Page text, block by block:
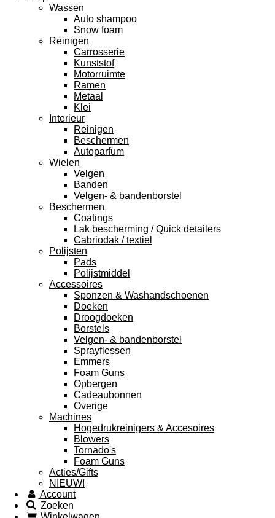
Wassen
Auto shampoo
Snow foam
Reinigen
Carrosserie
Kunststof
Motorruimte
Ramen
Metaal
Klei
Interieur
Reinigen
Beschermen
Autoparfum
Wielen
Velgen
Banden
Velgen- & bandenborstel
Beschermen
Coatings
Lak bescherming / Quick detailers
Cabriodak / textiel
Polijsten
Pads
Polijstmiddel
Accessoires
Sponzen & Washandschoenen
Doeken
Droogdoeken
Borstels
Velgen- & bandenborstel
Sprayflessen
Emmers
Foam Guns
Opbergen
Cadeaubonnen
Overige
Machines
Hogedrukreinigers & Accesoires
Blowers
Tornado's
Foam Guns
Acties/Gifts
NIEUW!
Account
Zoeken